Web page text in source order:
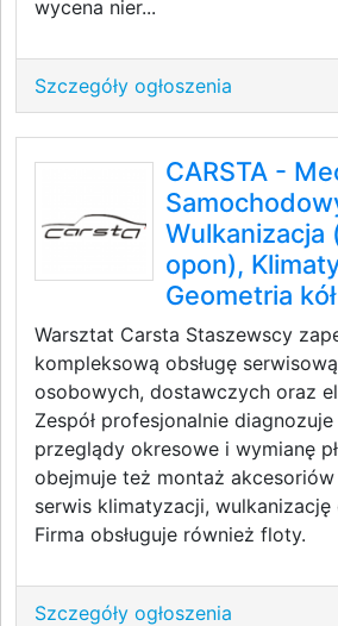
wycena nier...
Szczegóły ogłoszenia
CARSTA -
Wulkanizacja
opon),
Geometria kół
Warsztat Carsta Staszewscy
kompleksową obsługę
osobowych, dostawczych oraz
Zespół profesjonalnie
przeglądy okresowe i wymianę
obejmuje też montaż
serwis klimatyzacji,
Firma obsługuje również floty.
Szczegóły ogłoszenia